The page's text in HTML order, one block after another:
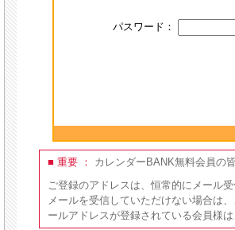
パスワード：
■ 重要 ：
カレンダーBANK無料会員の
ご登録のアドレスは、恒常的にメール
メールを受信していただけない場合は
ールアドレスが登録されている会員様は